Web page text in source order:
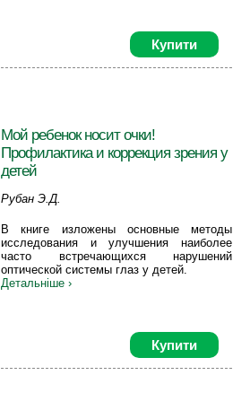
Купити
Мой ребенок носит очки!
Профилактика и коррекция зрения у
детей
Рубан Э.Д.
В книге изложены основные методы
исследования и улучшения наиболее
часто встречающихся нарушений
оптической системы глаз у детей.
Детальніше ›
Купити